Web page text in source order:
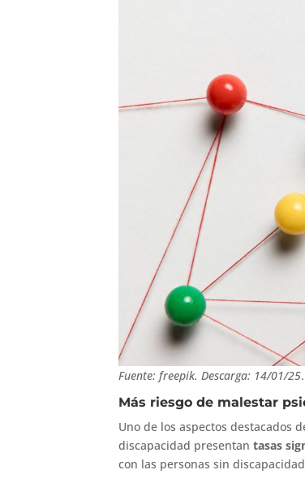
Fuente: freepik. Descarga: 14/01/25.
Más riesgo de malestar
Uno de los aspectos destacados
discapacidad presentantasas
con las personas sin